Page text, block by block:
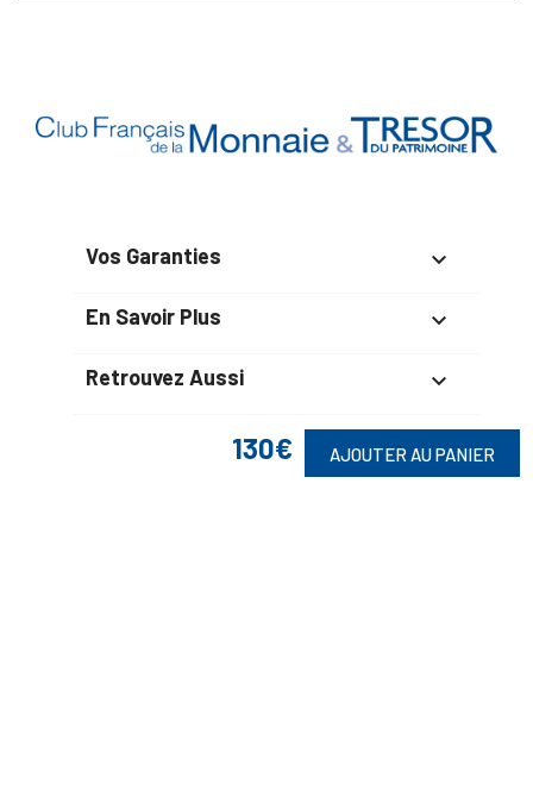
130€ AJOUTER AU PANIER
Vos Garanties 
En Savoir Plus 
Retrouvez Aussi 